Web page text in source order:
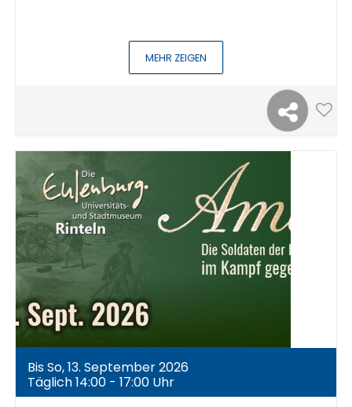
MEHR ZEIGEN
Bis So, 13. September 2026
Täglich 14:00 - 17:00 Uhr